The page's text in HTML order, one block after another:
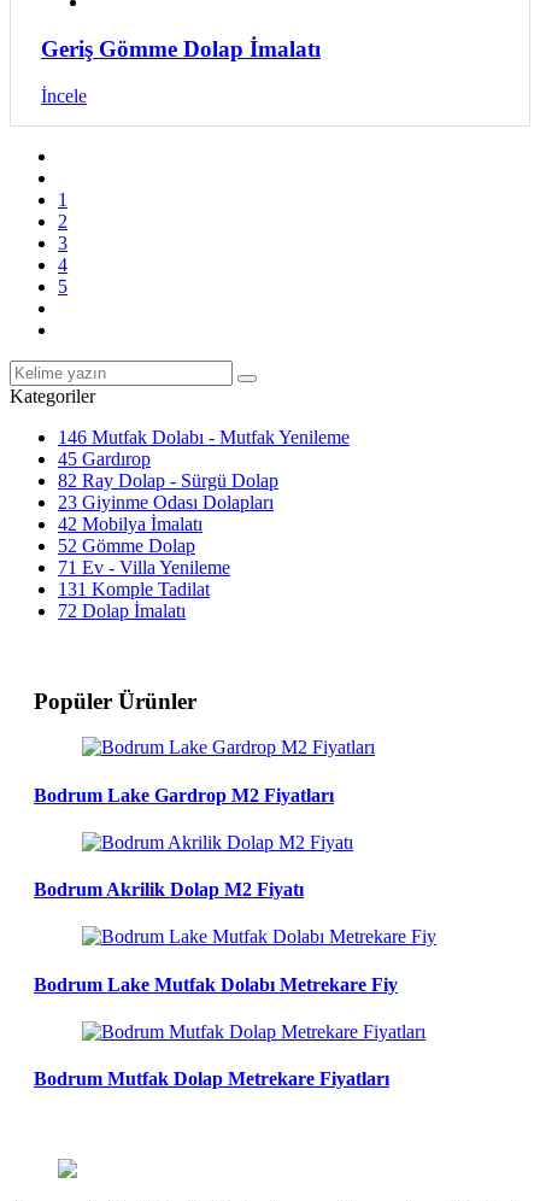
Geriş Gömme Dolap İmalatı
İncele
1
2
3
4
5
Kategoriler
146 Mutfak Dolabı - Mutfak Yenileme
45 Gardırop
82 Ray Dolap - Sürgü Dolap
23 Giyinme Odası Dolapları
42 Mobilya İmalatı
52 Gömme Dolap
71 Ev - Villa Yenileme
131 Komple Tadilat
72 Dolap İmalatı
Popüler Ürünler
Bodrum Lake Gardrop M2 Fiyatları
Bodrum Akrilik Dolap M2 Fiyatı
Bodrum Lake Mutfak Dolabı Metrekare Fiy
Bodrum Mutfak Dolap Metrekare Fiyatları